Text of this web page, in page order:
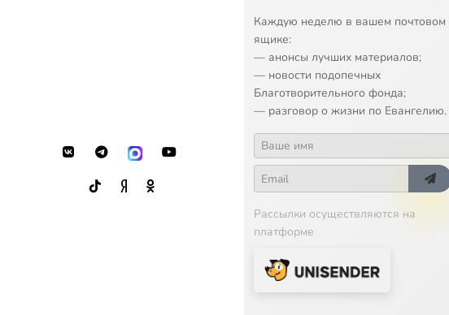
Каждую неделю в вашем почтовом
ящике:
— анонсы лучших материалов;
— новости подопечных
Благотворительного фонда;
— разговор о жизни по Евангелию.
Рассылки осуществляются на
платформе